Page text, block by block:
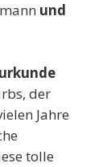
und
der
Jahre
tolle